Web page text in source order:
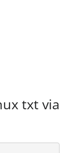
txt via